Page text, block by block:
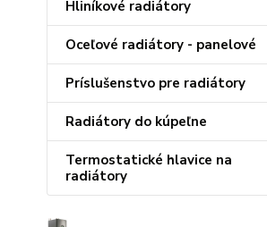
Hliníkové radiátory
Oceľové radiátory - panelové
Príslušenstvo pre radiátory
Radiátory do kúpeľne
Termostatické hlavice na
radiátory